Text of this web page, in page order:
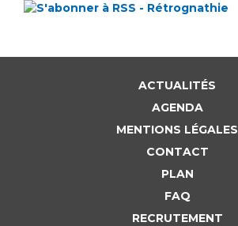
ACTUALITÉS
AGENDA
MENTIONS LÉGALES
CONTACT
PLAN
FAQ
RECRUTEMENT